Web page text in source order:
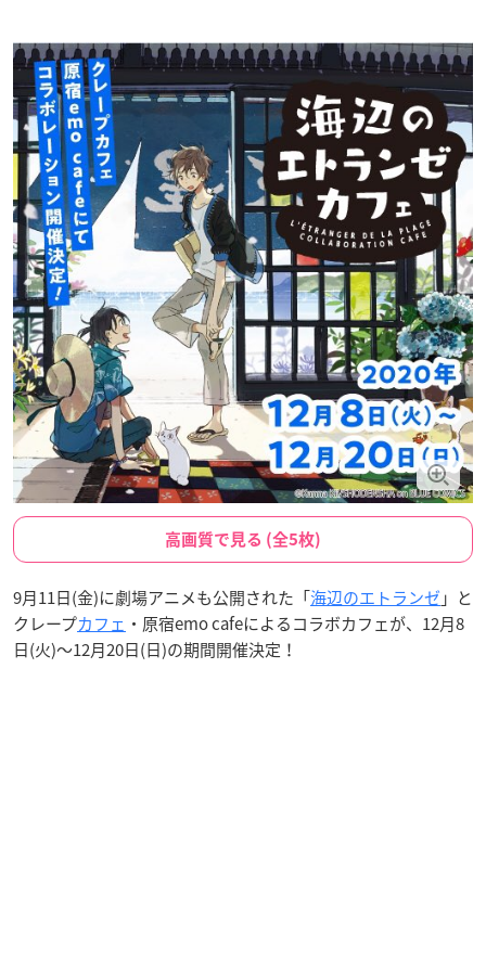
高画質で見る (全5枚)
9月11日(金)に劇場アニメも公開された「海辺のエトランゼ」と
クレープカフェ ・原宿emo cafeによるコラボカフェが、12月8
日(火)～12月20日(日)の期間開催決定！